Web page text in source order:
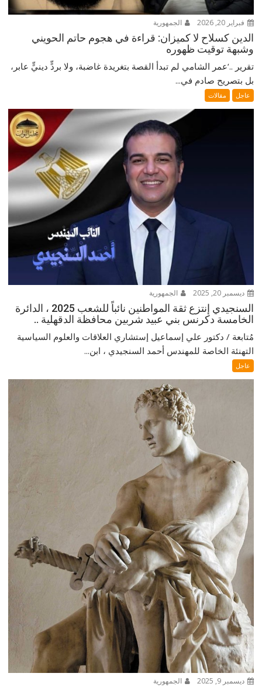
فبراير 20, 2026 الجمهورية
الدين كسلاح لا كميزان: قراءة في هجوم حاتم الحويني
وشبهة توقيت ظهوره
تقرير ..‘عمر الشامي لم تبدأ القصة بتغريدة غاضبة، ولا بردٍّ دينيٍّ عابر،
بل بتصريح صادم في...
عاجل مقالات
ديسمبر 20, 2025 الجمهورية
السنجيدي إنتزع ثقة المواطنين نائباً للشعب 2025 ، الدائرة
الخامسة دكرنس بني عبيد شربين محافظة الدقهلية ..
مُتابعة / دكتور علي إسماعيل إستشاري العلاقات والعلوم السياسية
التهنئة الخاصة للمهندس أحمد السنجيدي ، ابن...
عاجل
ديسمبر 9, 2025 الجمهورية